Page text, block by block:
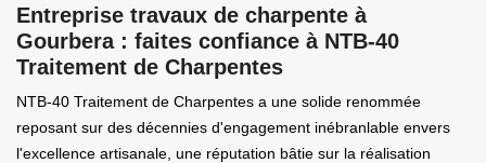
Entreprise travaux de charpente à
Gourbera : faites confiance à NTB-40
Traitement de Charpentes
NTB-40 Traitement de Charpentes a une solide renommée
reposant sur des décennies d'engagement inébranlable envers
l'excellence artisanale, une réputation bâtie sur la réalisation